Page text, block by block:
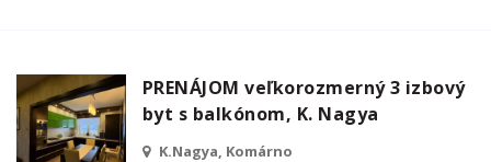
PRENÁJOM veľkorozmerný 3 izbový
byt s balkónom, K. Nagya
K.Nagya, Komárno